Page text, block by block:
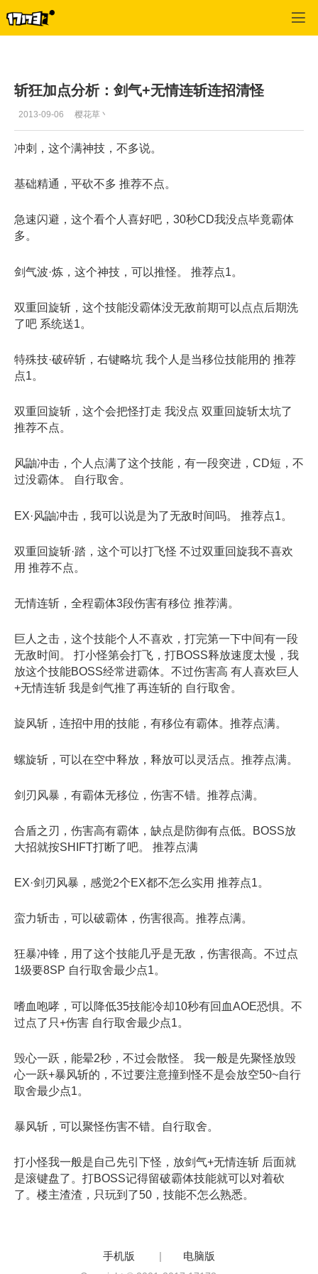
斩狂加点分析：剑气+无情连斩连招清怪
2013-09-06 樱花草丶
冲刺，这个满神技，不多说。
基础精通，平砍不多 推荐不点。
急速闪避，这个看个人喜好吧，30秒CD我没点毕竟霸体
多。
剑气波·炼，这个神技，可以推怪。 推荐点1。
双重回旋斩，这个技能没霸体没无敌前期可以点点后期洗
了吧 系统送1。
特殊技·破碎斩，右键略坑 我个人是当移位技能用的 推荐
点1。
双重回旋斩，这个会把怪打走 我没点 双重回旋斩太坑了
推荐不点。
风鼬冲击，个人点满了这个技能，有一段突进，CD短，不
过没霸体。 自行取舍。
EX·风鼬冲击，我可以说是为了无敌时间吗。 推荐点1。
双重回旋斩·踏，这个可以打飞怪 不过双重回旋我不喜欢
用 推荐不点。
无情连斩，全程霸体3段伤害有移位 推荐满。
巨人之击，这个技能个人不喜欢，打完第一下中间有一段
无敌时间。 打小怪第会打飞，打BOSS释放速度太慢，我
放这个技能BOSS经常进霸体。不过伤害高 有人喜欢巨人
+无情连斩 我是剑气推了再连斩的 自行取舍。
旋风斩，连招中用的技能，有移位有霸体。推荐点满。
螺旋斩，可以在空中释放，释放可以灵活点。推荐点满。
剑刃风暴，有霸体无移位，伤害不错。推荐点满。
合盾之刃，伤害高有霸体，缺点是防御有点低。BOSS放
大招就按SHIFT打断了吧。 推荐点满
EX·剑刃风暴，感觉2个EX都不怎么实用 推荐点1。
蛮力斩击，可以破霸体，伤害很高。推荐点满。
狂暴冲锋，用了这个技能几乎是无敌，伤害很高。不过点
1级要8SP 自行取舍最少点1。
嗜血咆哮，可以降低35技能冷却10秒有回血AOE恐惧。不
过点了只+伤害 自行取舍最少点1。
毁心一跃，能晕2秒，不过会散怪。 我一般是先聚怪放毁
心一跃+暴风斩的，不过要注意撞到怪不是会放空50~自行
取舍最少点1。
暴风斩，可以聚怪伤害不错。自行取舍。
打小怪我一般是自己先引下怪，放剑气+无情连斩 后面就
是滚键盘了。打BOSS记得留破霸体技能就可以对着砍
了。楼主渣渣，只玩到了50，技能不怎么熟悉。
手机版 | 电脑版